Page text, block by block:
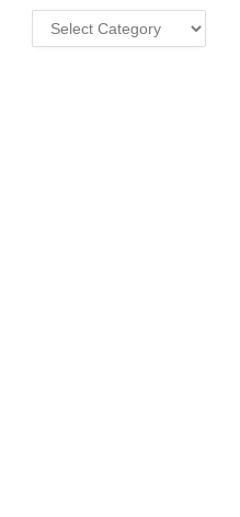
Categories